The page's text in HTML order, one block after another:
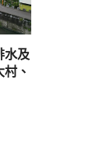
水及
、